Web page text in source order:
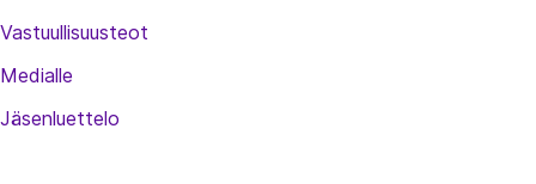
Vastuullisuusteot
Medialle
Jäsenluettelo